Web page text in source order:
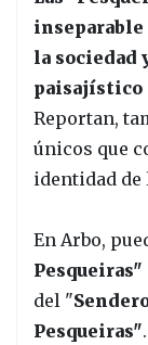
la sociedad
paisajístico
Reportan,
únicos que
identidad de
En Arbo,
Pesqueiras"
del "
Pesqueiras"